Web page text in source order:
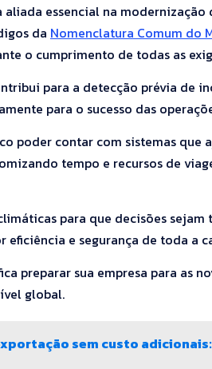
essencial na modernização
da Nomenclatura Comum do
o cumprimento de todas as
para a detecção prévia de
para o sucesso das
poder contar com sistemas que
tempo e recursos de
para que decisões
eficiência e segurança de toda a
preparar sua empresa para as
global.
sem custo